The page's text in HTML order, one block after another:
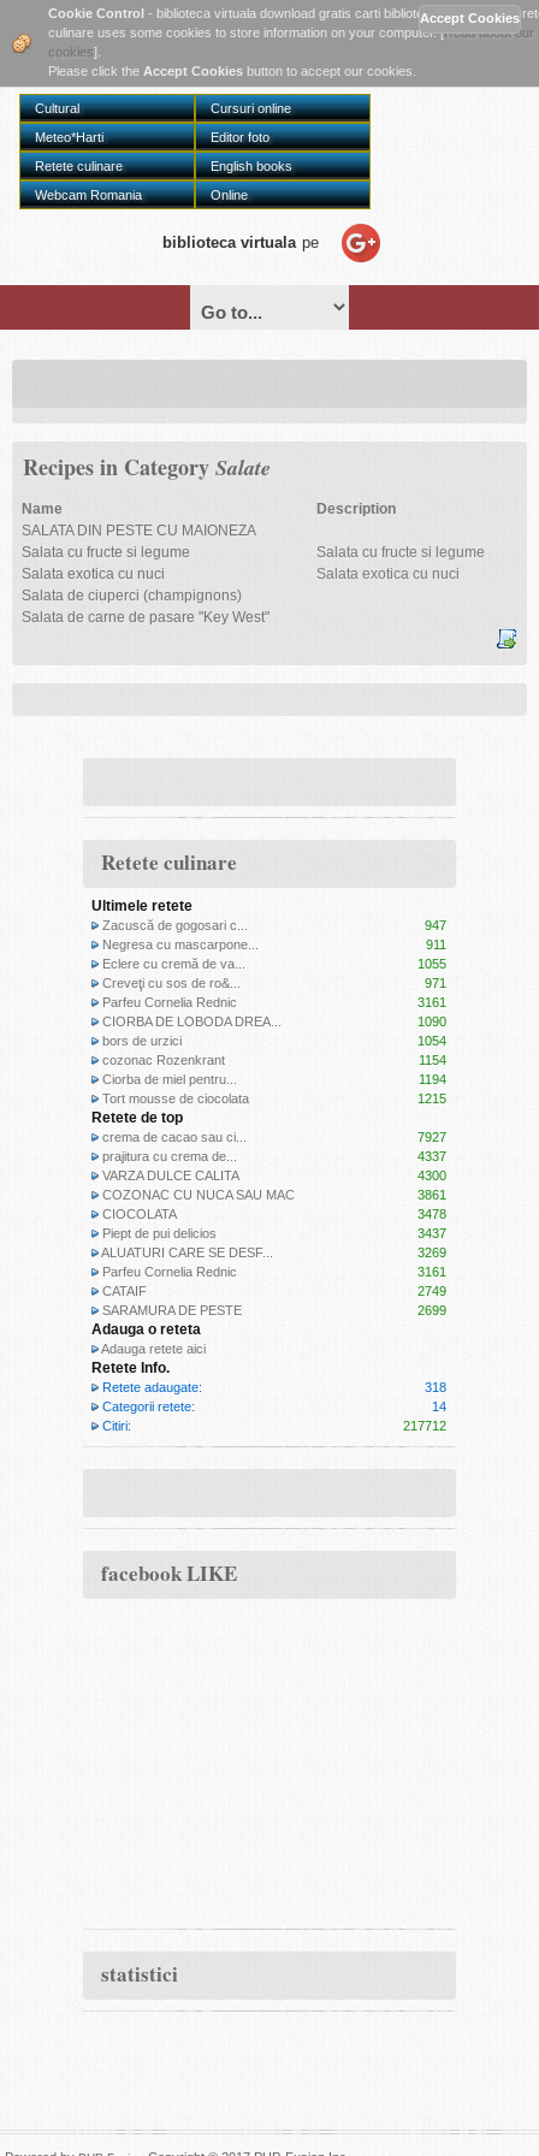
Twitter
Cultural
Cursuri online
Meteo*Harti
Editor foto
Retete culinare
English books
Webcam Romania
Online
biblioteca virtuala pe
Retete culinare
Ultimele retete
Zacuscă de gogosari c...
947
Negresa cu mascarpone...
911
Eclere cu cremă de va...
1055
Creveţi cu sos de ro&...
971
Parfeu Cornelia Rednic
3161
CIORBA DE LOBODA DREA...
1090
bors de urzici
1054
cozonac Rozenkrant
1154
Ciorba de miel pentru...
1194
Tort mousse de ciocolata
1215
Retete de top
crema de cacao sau ci...
7927
prajitura cu crema de...
4337
VARZA DULCE CALITA
4300
COZONAC CU NUCA SAU MAC
3861
CIOCOLATA
3478
Piept de pui delicios
3437
ALUATURI CARE SE DESF...
3269
Parfeu Cornelia Rednic
3161
CATAIF
2749
SARAMURA DE PESTE
2699
Adauga o reteta
Adauga retete aici
Retete Info.
Retete adaugate:
318
Categorii retete:
14
Citiri:
217712
facebook LIKE
statistici
Cookie Control - biblioteca virtuala download gratis carti biblioteca online digitala
culinare uses some cookies to store information on your computer. [Read about our
cookies].
Please click the Accept Cookies button to accept our cookies.
Recipes in Category Salate
Name
Description
SALATA DIN PESTE CU MAIONEZA
Salata cu fructe si legume
Salata cu fructe si legume
Salata exotica cu nuci
Salata exotica cu nuci
Salata de ciuperci (champignons)
Salata de carne de pasare "Key West"